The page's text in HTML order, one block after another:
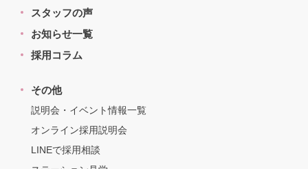
スタッフの声
お知らせ一覧
採用コラム
その他
説明会・イベント情報一覧
オンライン採用説明会
LINEで採用相談